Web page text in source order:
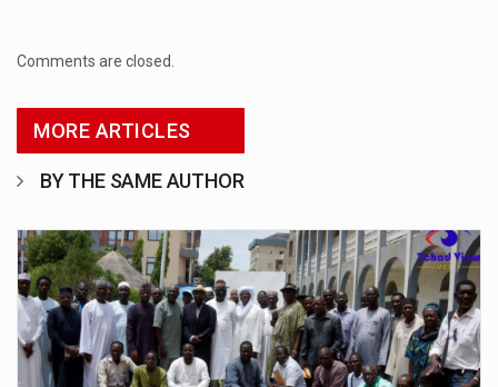
Comments are closed.
MORE ARTICLES
BY THE SAME AUTHOR